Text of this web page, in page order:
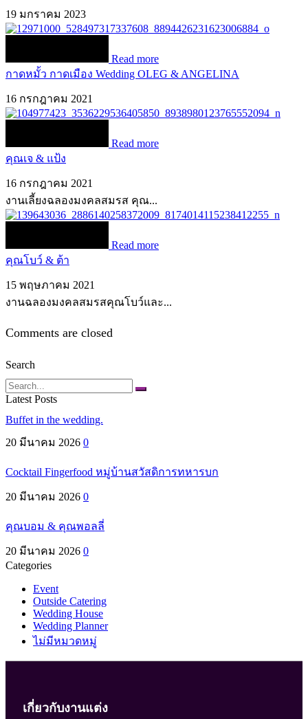
19 มกราคม 2023
Read more
กาดหมั้ว กาดเมือง Wedding OLEG & ANGELINA
16 กรกฎาคม 2021
Read more
คุณเจ & แป้ง
16 กรกฎาคม 2021
งานเลี้ยงฉลองมงคลสมรส คุณ...
Read more
คุณโบว์ & ต้า
15 พฤษภาคม 2021
งานฉลองมงคลสมรสคุณโบว์และ...
Comments are closed
Search
Search
Latest Posts
Buffet in the wedding.
20 มีนาคม 2026 0
Cocktail Fingerfood หมู่บ้านสวัสดิการทหารบก
20 มีนาคม 2026 0
คุณบอม & คุณพอลลี่
20 มีนาคม 2026 0
Categories
Event
Outside Catering
Wedding House
Wedding Planner
ไม่มีหมวดหมู่
เกี่ยวกับงานแต่ง